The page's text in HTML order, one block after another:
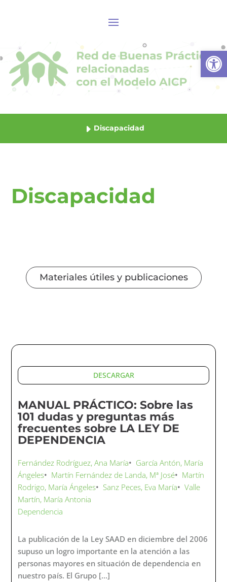
Discapacidad
Discapacidad
Materiales útiles y publicaciones
DESCARGAR
MANUAL PRÁCTICO: Sobre las
101 dudas y preguntas más
frecuentes sobre LA LEY DE
DEPENDENCIA
Fernández Rodríguez, Ana María• García Antón, María
Ángeles• Martín Fernández de Landa, Mª José• Martín
Rodrigo, María Ángeles• Sanz Peces, Eva María•Valle
Martín, María Antonia
Dependencia
La publicación de la Ley SAAD en diciembre del 2006
supuso un logro importante en la atención a las
personas mayores en situación de dependencia en
nuestro país. El Grupo […]